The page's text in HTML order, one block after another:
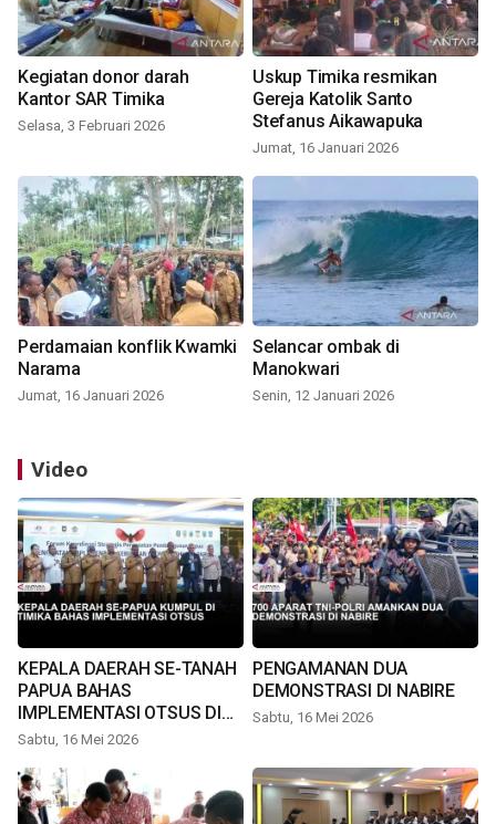
Kegiatan donor darah
Kantor SAR Timika
Selasa, 3 Februari 2026
Uskup Timika resmikan
Gereja Katolik Santo
Stefanus Aikawapuka
Jumat, 16 Januari 2026
Perdamaian konflik Kwamki
Narama
Jumat, 16 Januari 2026
Selancar ombak di
Manokwari
Senin, 12 Januari 2026
Video
KEPALA DAERAH SE-TANAH
PAPUA BAHAS
IMPLEMENTASI OTSUS DI
TIMIKA
Sabtu, 16 Mei 2026
PENGAMANAN DUA
DEMONSTRASI DI NABIRE
Sabtu, 16 Mei 2026